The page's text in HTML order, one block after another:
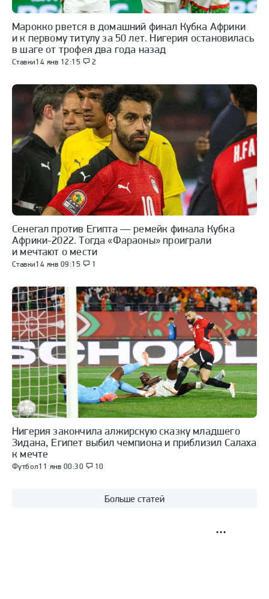
Ставки14 янв 12:15 2
Марокко рвется в домашний финал Кубка Африки
и к первому титулу за 50 лет. Нигерия остановилась
в шаге от трофея два года назад
Ставки14 янв 09:15 1
Сенегал против Египта — ремейк финала Кубка
Африки-2022. Тогда «Фараоны» проиграли
и мечтают о мести
Футбол11 янв 00:30 10
Нигерия закончила алжирскую сказку младшего
Зидана, Египет выбил чемпиона и приблизил Салаха
к мечте
Больше статей